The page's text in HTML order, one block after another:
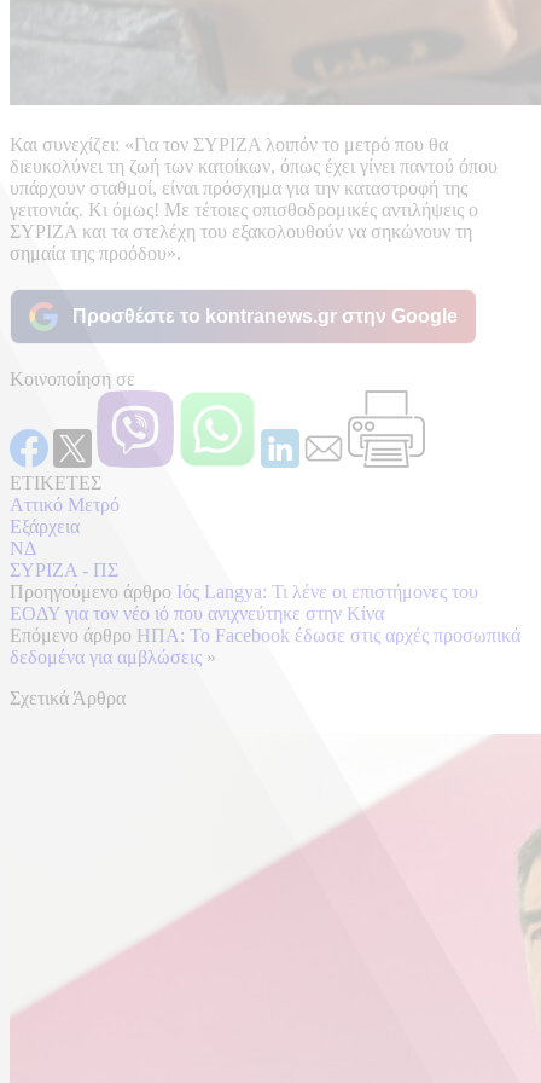
Και συνεχίζει: «Για τον ΣΥΡΙΖΑ λοιπόν το μετρό που θα
διευκολύνει τη ζωή των κατοίκων, όπως έχει γίνει παντού όπου
υπάρχουν σταθμοί, είναι πρόσχημα για την καταστροφή της
γειτονιάς. Κι όμως! Με τέτοιες οπισθοδρομικές αντιλήψεις ο
ΣΥΡΙΖΑ και τα στελέχη του εξακολουθούν να σηκώνουν τη
σημαία της προόδου».
Προσθέστε το kontranews.gr στην Google
Κοινοποίηση σε
ΕΤΙΚΕΤΕΣ
Αττικό Μετρό
Εξάρχεια
ΝΔ
ΣΥΡΙΖΑ - ΠΣ
Προηγούμενο άρθρο Ιός Langya: Τι λένε οι επιστήμονες του
ΕΟΔΥ για τον νέο ιό που ανιχνεύτηκε στην Κίνα
Επόμενο άρθρο ΗΠΑ: Το Facebook έδωσε στις αρχές προσωπικά
δεδομένα για αμβλώσεις »
Σχετικά Άρθρα